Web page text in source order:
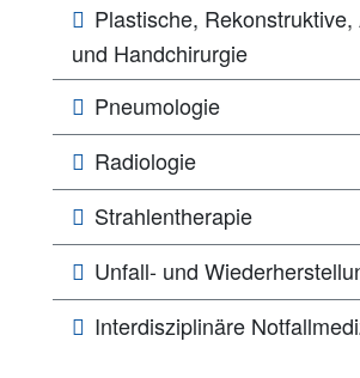
Plastische,
und Handchirurgie
Pneumologie
Radiologie
Strahlentherapie
Unfall- und
Interdisziplinäre